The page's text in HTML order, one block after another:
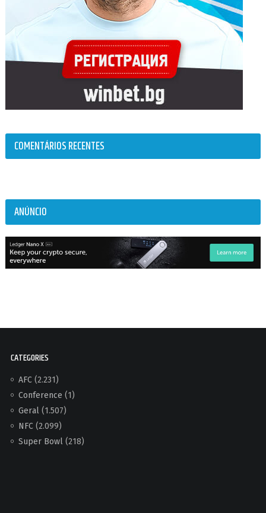
COMENTÁRIOS RECENTES
ANÚNCIO
CATEGORIES
AFC(2.231)
Conference (1)
Geral(1.507)
NFC(2.099)
Super Bowl(218)